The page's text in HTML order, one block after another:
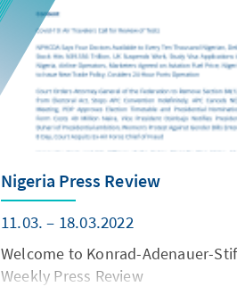
Nigeria Press Review
11.03. – 18.03.2022
Welcome to Konrad-Adenauer-
Weekly Press Review